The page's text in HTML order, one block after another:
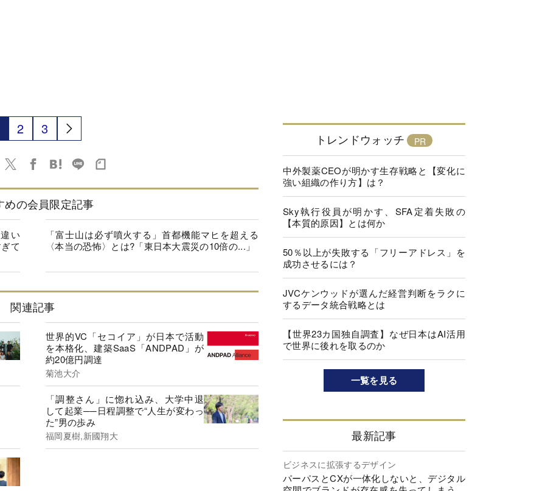
2 3
めの会員限定記事
い
て
「富士山は必ず噴火する」首都機能マヒを超える
〈本当の恐怖〉とは?「東日本大震災の10倍の...」
関連記事
世界的VC「セコイア」が日本で活動
を本格化、建築SaaS「ANDPAD」が
約20億円調達
菊池大介
「調整さん」に惚れ込み、大学中退
して起業──日程調整で“人生が変わっ
た”男の歩み
福岡夏樹,新國翔大
トレンドウォッチ
中外製薬CEOが明かす生存戦略と【変化に
強い組織の作り方】は？
Sky執行役員が明かす、SFA定着失敗の
【本質的原因】とは何か
50％以上が失敗する「フリーアドレス」を
成功させるには？
JVCケンウッドが選んだ経営判断をラクに
するデータ統合戦略とは
【世界23カ国独自調査】なぜ日本はAI活用
で世界に後れを取るのか
一覧を見る
最新記事
ビジネスに拡張するデザイン
パーパスとCXが一体化しないと、デジタル